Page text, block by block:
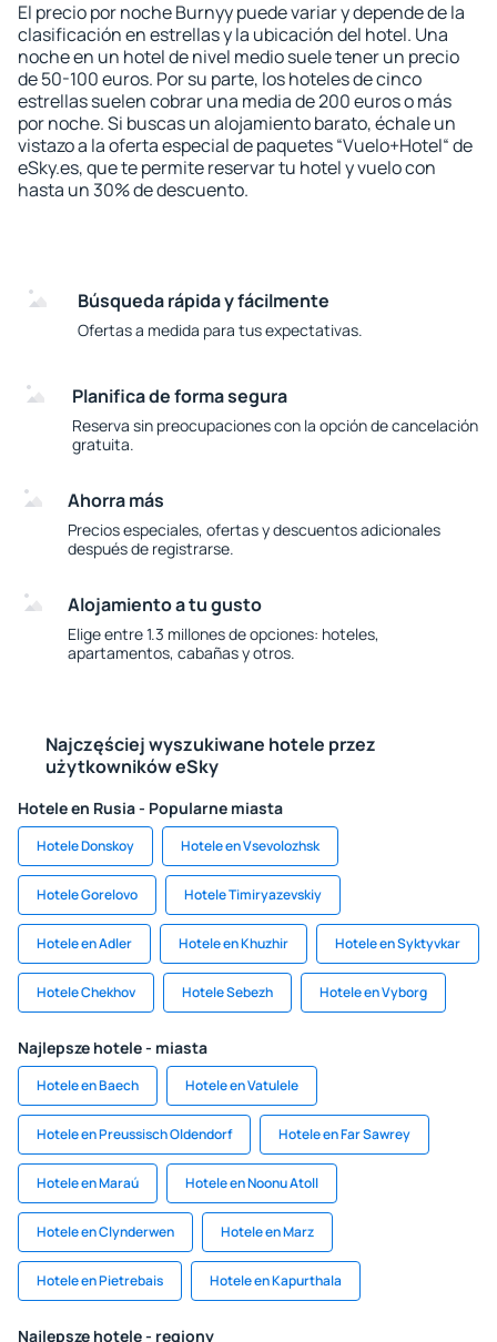
El precio por noche Burnyy puede variar y depende de la
clasificación en estrellas y la ubicación del hotel. Una
noche en un hotel de nivel medio suele tener un precio
de 50-100 euros. Por su parte, los hoteles de cinco
estrellas suelen cobrar una media de 200 euros o más
por noche. Si buscas un alojamiento barato, échale un
vistazo a la oferta especial de paquetes “Vuelo+Hotel“ de
eSky.es, que te permite reservar tu hotel y vuelo con
hasta un 30% de descuento.
Búsqueda rápida y fácilmente
Ofertas a medida para tus expectativas.
Planifica de forma segura
Reserva sin preocupaciones con la opción de cancelación
gratuita.
Ahorra más
Precios especiales, ofertas y descuentos adicionales
después de registrarse.
Alojamiento a tu gusto
Elige entre 1.3 millones de opciones: hoteles,
apartamentos, cabañas y otros.
Najczęściej wyszukiwane hotele przez
użytkowników eSky
Hotele en Rusia - Popularne miasta
Hotele Donskoy Hotele en Vsevolozhsk
Hotele Gorelovo Hotele Timiryazevskiy
Hotele en Adler Hotele en Khuzhir Hotele en Syktyvkar
Hotele Chekhov Hotele Sebezh Hotele en Vyborg
Najlepsze hotele - miasta
Hotele en Baech Hotele en Vatulele
Hotele en Preussisch Oldendorf Hotele en Far Sawrey
Hotele en Maraú Hotele en Noonu Atoll
Hotele en Clynderwen Hotele en Marz
Hotele en Pietrebais Hotele en Kapurthala
Najlepsze hotele - regiony